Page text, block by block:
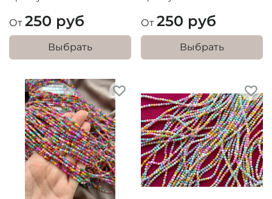
От 250 руб
Выбрать
От 250 руб
Выбрать